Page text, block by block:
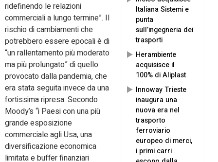
Italiana Sistemi e
punta
sull’ingegneria dei
trasporti
Herambiente
acquisisce il
100% di Aliplast
Innoway Trieste
inaugura una
nuova era nel
trasporto
ferroviario
europeo di merci,
i primi carri
ridefinendo le relazioni
commerciali a lungo termine”. Il
rischio di cambiamenti che
potrebbero essere epocali è di
“un rallentamento più moderato
ma più prolungato” di quello
provocato dalla pandemia, che
era stata seguita invece da una
fortissima ripresa. Secondo
Moody’s “i Paesi con una più
grande esposizione
commerciale agli Usa, una
diversificazione economica
limitata e buffer finanziari